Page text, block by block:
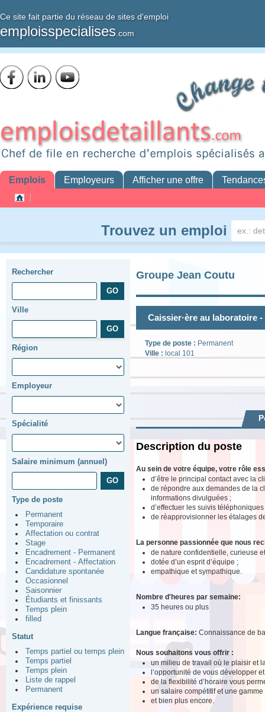
Ce site fait partie du réseau de sites d'emploi
emploisspecialises .com
Emplois Employeurs Afficher une offre
Trouvez un emploi
Rechercher
Ville
Région
Employeur
Spécialité
Salaire minimum (annuel)
Type de poste
Permanent
Temporaire
Affectation ou contrat
Stage
Encadrement - Permanent
Encadrement - Affectation
Candidature spontanée
Occasionnel
Saisonnier
Étudiants et finissants
Temps plein
filled
Statut
Temps partiel ou temps plein
Temps partiel
Temps plein
Liste de rappel
Permanent
Expérience requise
Groupe Jean Coutu
Caissier·ère au laboratoire
Type de poste : Permanent
Ville : local 101
Description du poste
Au sein de votre équipe, votre rôle
d’être le principal contact avec la
de répondre aux demandes de la
informations divulguées ;
d’effectuer les suivis téléphoniques
de réapprovisionner les étalages
La personne passionnée que nous
de nature confidentielle, curieuse
dotée d’un esprit d’équipe ;
empathique et sympathique.
Nombre d'heures par semaine:
35 heures ou plus
Langue française: Connaissance de
Nous souhaitons vous offrir :
un milieu de travail où le plaisir et
l’opportunité de vous développer
de la flexibilité d’horaire vous
un salaire compétitif et une gamme
et bien plus encore.